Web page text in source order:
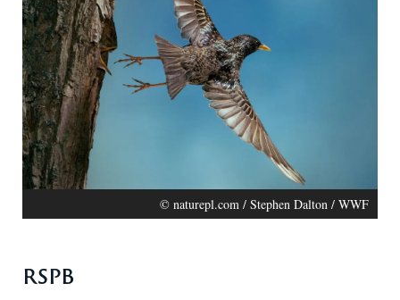
© naturepl.com / Stephen Dalton / WWF
RSPB